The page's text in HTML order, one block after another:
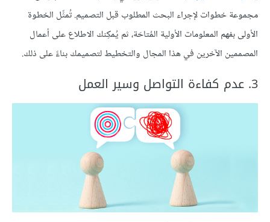
مجموعة خطوات لإجراء البحث المطلوب قبل التصميم. تُمثِّل الخطوة
الأولى بفهم المعلومات الأولية المُتاحَة، ثم يُمكِنك الاطلاع على أعمال
المصممين الآخرين في هذا المجال والتخطيط لتصميمك بناءً على ذلك.
3. عدم كفاءة التواصل وسير العمل